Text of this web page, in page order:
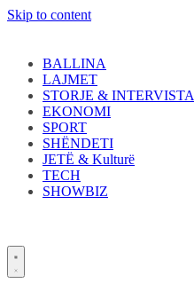
Skip to content
BALLINA
LAJMET
STORJE & INTERVISTA
EKONOMI
SPORT
SHËNDETI
JETË & Kulturë
TECH
SHOWBIZ